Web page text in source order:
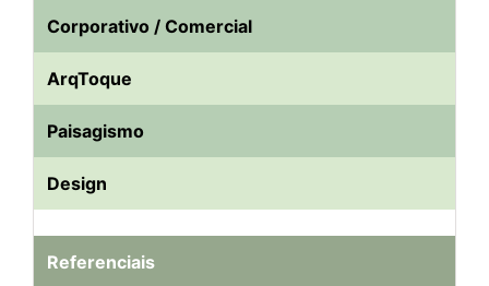
Corporativo / Comercial
ArqToque
Paisagismo
Design
Referenciais